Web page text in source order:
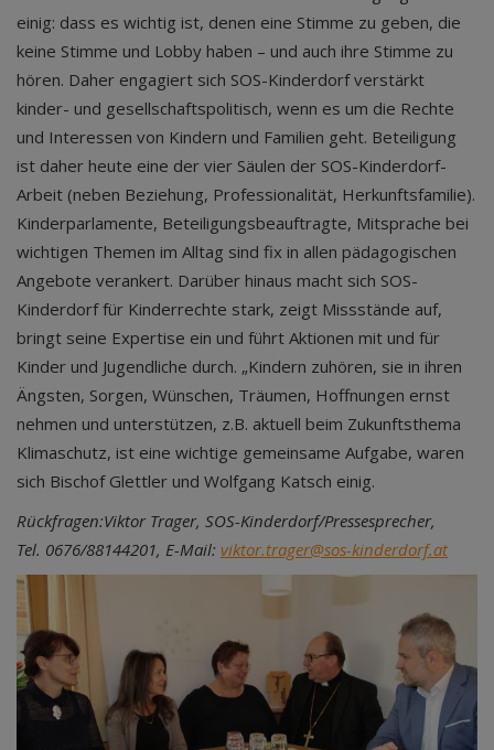
einig: dass es wichtig ist, denen eine Stimme zu geben, die
keine Stimme und Lobby haben – und auch ihre Stimme zu
hören. Daher engagiert sich SOS-Kinderdorf verstärkt
kinder- und gesellschaftspolitisch, wenn es um die Rechte
und Interessen von Kindern und Familien geht. Beteiligung
ist daher heute eine der vier Säulen der SOS-Kinderdorf-
Arbeit (neben Beziehung, Professionalität, Herkunftsfamilie).
Kinderparlamente, Beteiligungsbeauftragte, Mitsprache bei
wichtigen Themen im Alltag sind fix in allen pädagogischen
Angebote verankert. Darüber hinaus macht sich SOS-
Kinderdorf für Kinderrechte stark, zeigt Missstände auf,
bringt seine Expertise ein und führt Aktionen mit und für
Kinder und Jugendliche durch. „Kindern zuhören, sie in ihren
Ängsten, Sorgen, Wünschen, Träumen, Hoffnungen ernst
nehmen und unterstützen, z.B. aktuell beim Zukunftsthema
Klimaschutz, ist eine wichtige gemeinsame Aufgabe, waren
sich Bischof Glettler und Wolfgang Katsch einig.
Rückfragen:Viktor Trager, SOS-Kinderdorf/Pressesprecher,
Tel. 0676/88144201, E-Mail: viktor.trager@sos-kinderdorf.at